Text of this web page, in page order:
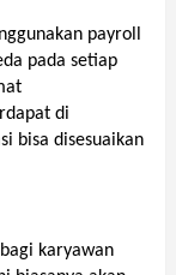
payroll
pada setiap
di
bisa disesuaikan
karyawan